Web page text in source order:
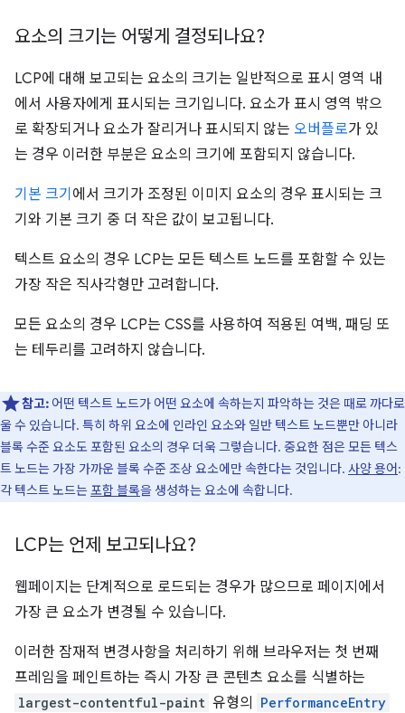
요소의 크기는 어떻게 결정되나요?
LCP에 대해 보고되는 요소의 크기는 일반적으로 표시 영역 내
에서 사용자에게 표시되는 크기입니다. 요소가 표시 영역 밖으
로 확장되거나 요소가 잘리거나 표시되지 않는 오버플로가 있
는 경우 이러한 부분은 요소의 크기에 포함되지 않습니다.
기본 크기 에서 크기가 조정된 이미지 요소의 경우 표시되는 크
기와 기본 크기 중 더 작은 값이 보고됩니다.
텍스트 요소의 경우 LCP는 모든 텍스트 노드를 포함할 수 있는
가장 작은 직사각형만 고려합니다.
모든 요소의 경우 LCP는 CSS를 사용하여 적용된 여백, 패딩 또
는 테두리를 고려하지 않습니다.
참고: 어떤 텍스트 노드가 어떤 요소에 속하는지 파악하는 것은 때로 까다로
울 수 있습니다. 특히 하위 요소에 인라인 요소와 일반 텍스트 노드뿐만 아니라
블록 수준 요소도 포함된 요소의 경우 더욱 그렇습니다. 중요한 점은 모든 텍스
트 노드는 가장 가까운 블록 수준 조상 요소에만 속한다는 것입니다. 사양 용어:
각 텍스트 노드는포함 블록을 생성하는 요소에 속합니다.
LCP는 언제 보고되나요?
웹페이지는 단계적으로 로드되는 경우가 많으므로 페이지에서
가장 큰 요소가 변경될 수 있습니다.
이러한 잠재적 변경사항을 처리하기 위해 브라우저는 첫 번째
프레임을 페인트하는 즉시 가장 큰 콘텐츠 요소를 식별하는
largest-contentful-paint 유형의 PerformanceEntry